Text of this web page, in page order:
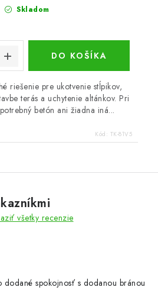
Skladom
DO KOŠÍKA
riešenie pre ukotvenie stĺpikov,
terás a uchytenie altánkov. Pri
betón ani žiadna iná...
Kód: TK-81V5
všetky recenzie
dodané spokojnosť s dodanou bránou